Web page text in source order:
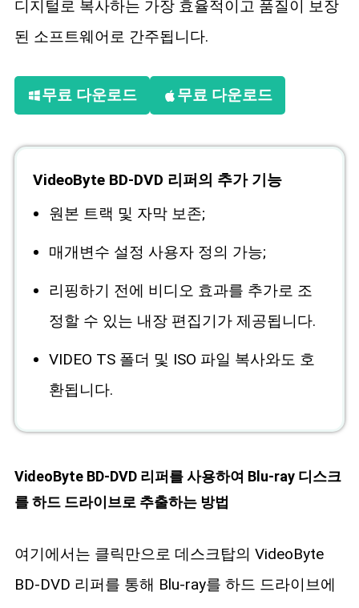
디지털로 복사하는 가장 효율적이고 품질이 보장
된 소프트웨어로 간주됩니다.
무료 다운로드 무료 다운로드
VideoByte BD-DVD 리퍼의 추가 기능
원본 트랙 및 자막 보존;
매개변수 설정 사용자 정의 가능;
리핑하기 전에 비디오 효과를 추가로 조
정할 수 있는 내장 편집기가 제공됩니다.
VIDEO TS 폴더 및 ISO 파일 복사와도 호
환됩니다.
VideoByte BD-DVD 리퍼를 사용하여 Blu-ray 디스크
를 하드 드라이브로 추출하는 방법
여기에서는 클릭만으로 데스크탑의 VideoByte
BD-DVD 리퍼를 통해 Blu-ray를 하드 드라이브에